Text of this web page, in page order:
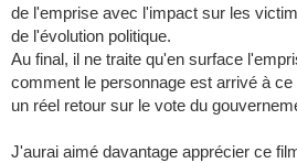
de l'emprise avec l'impact sur les
de l'évolution politique.
Au final, il ne traite qu'en surface
comment le personnage est arrivé à
un réel retour sur le vote du
J'aurai aimé davantage apprécier ce